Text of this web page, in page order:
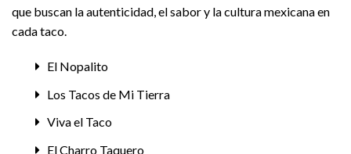
que buscan la autenticidad, el sabor y la cultura mexicana en
cada taco.
El Nopalito
Los Tacos de Mi Tierra
Viva el Taco
El Charro Taquero